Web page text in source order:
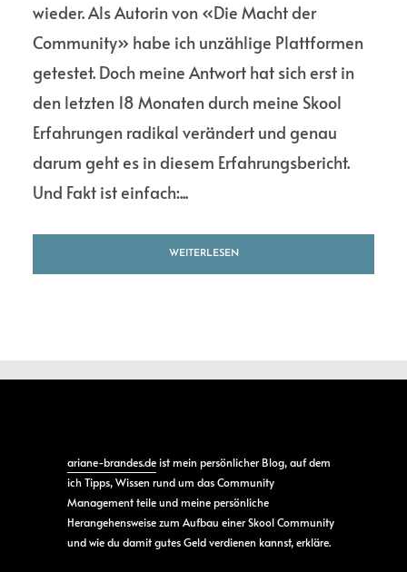
wieder. Als Autorin von «Die Macht der
Community» habe ich unzählige Plattformen
getestet. Doch meine Antwort hat sich erst in
den letzten 18 Monaten durch meine Skool
Erfahrungen radikal verändert und genau
darum geht es in diesem Erfahrungsbericht.
Und Fakt ist einfach:...
WEITERLESEN
ariane-brandes.de ist mein persönlicher Blog, auf dem
ich Tipps, Wissen rund um das Community
Management teile und meine persönliche
Herangehensweise zum Aufbau einer Skool Community
und wie du damit gutes Geld verdienen kannst, erkläre.